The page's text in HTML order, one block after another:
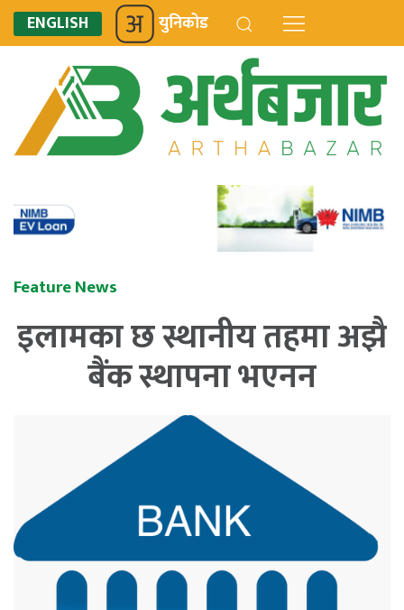
ENGLISH युनिकोड
Feature News
इलामका छ स्थानीय तहमा अझै
बैंक स्थापना भएनन